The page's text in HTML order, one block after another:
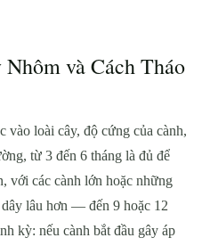
và Cách Tháo
vào loài cây, độ cứng của cành,
từ 3 đến 6 tháng là đủ để
với các cành lớn hoặc những
lâu hơn — đến 9 hoặc 12
kỳ: nếu cành bắt đầu gây áp